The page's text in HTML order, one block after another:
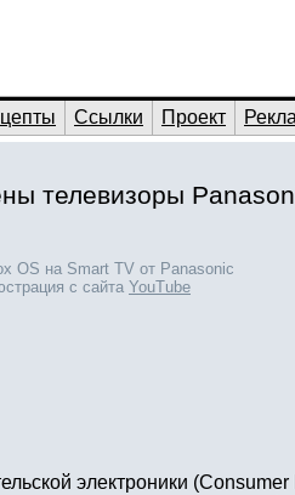
Ссылки Проект
телевизоры
OS на Smart TV от Panasonic
с сайта YouTube
электроники